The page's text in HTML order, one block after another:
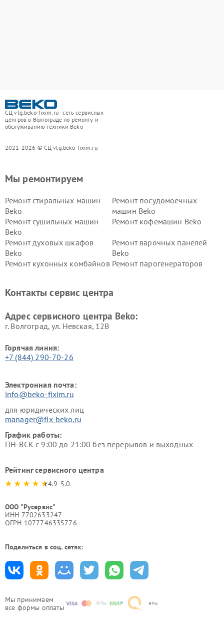
СЦ vlg.beko-fixim.ru - сеть сервисных
центров в Волгограде по ремонту и
обслуживанию техники Beko
2021-2026 © СЦ vlg.beko-fixim.ru
Мы принимаем
все формы оплаты
Мы ремонтируем
Ремонт стиральных машин
Beko
Ремонт посудомоечных
машин Beko
Ремонт сушильных машин
Beko
Ремонт кофемашин Beko
Ремонт духовых шкафов
Beko
Ремонт варочных панелей
Beko
Ремонт кухонных комбайнов Ремонт парогенераторов
Ремонт холодильников Beko Ремонт морозильных камер
Контакты сервис центра
Адрес сервисного центра Beko:
г. Волгоград, ул. Невская, 12В
Горячая линия:
+7 (844) 290-70-26
Электронная почта:
info@beko-fixim.ru
для юридических лиц
manager@fix-beko.ru
График работы:
ПН-ВСК с 9:00 до 21:00 без перерывов и выходных
Рейтинг сервисного центра
4.9-5.0
ООО "Русервис"
ИНН 7702633247
ОГРН 1077746335776
Поделиться в соц. сетях: